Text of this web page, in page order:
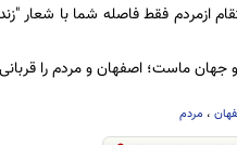
ازمردم فقط فاصله شما با شعار
جهان ماست؛ اصفهان و مردم را قربانی
، مردم